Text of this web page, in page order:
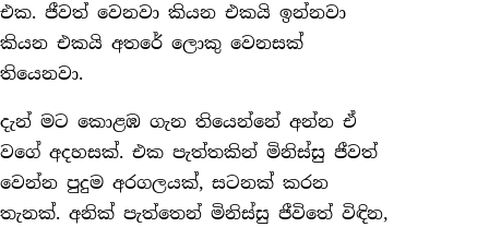
එක. ජීවත් වෙනවා කියන එකයි ඉන්නවා
කියන එකයි අතරේ ලොකු වෙනසක්
තියෙනවා.
දැන් මට කොළඹ ගැන තියෙන්නේ අන්න ඒ
වගේ අදහසක්. එක පැත්තකින් මිනිස්සු ජීවත්
වෙන්න පුදුම අරගලයක්, සටනක් කරන
තැනක්. අනික් පැත්තෙන් මිනිස්සු ජීවිතේ විඳින,